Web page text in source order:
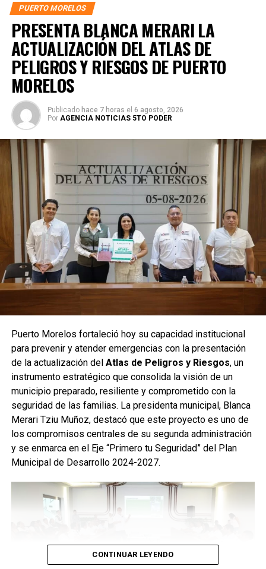
PUERTO MORELOS
PRESENTA BLANCA MERARI LA
ACTUALIZACIÓN DEL ATLAS DE
PELIGROS Y RIESGOS DE PUERTO
MORELOS
Publicado hace 7 horas el 6 agosto, 2026
Por AGENCIA NOTICIAS 5TO PODER
Puerto Morelos fortaleció hoy su capacidad institucional
para prevenir y atender emergencias con la presentación
de la actualización del Atlas de Peligros y Riesgos, un
instrumento estratégico que consolida la visión de un
municipio preparado, resiliente y comprometido con la
seguridad de las familias. La presidenta municipal, Blanca
Merari Tziu Muñoz, destacó que este proyecto es uno de
los compromisos centrales de su segunda administración
y se enmarca en el Eje “Primero tu Seguridad” del Plan
Municipal de Desarrollo 2024-2027.
CONTINUAR LEYENDO